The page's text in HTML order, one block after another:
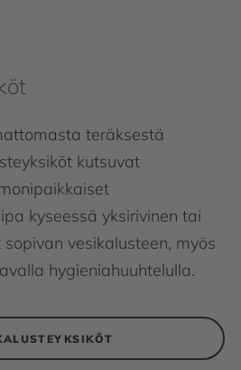
teräksestä
kutsuvat
kyseessä yksirivinen tai
vesikalusteen, myös
hygieniahuuhtelulla.